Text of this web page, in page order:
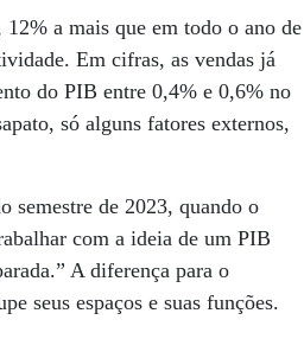
a mais que em todo o ano de
Em cifras, as vendas já
do PIB entre 0,4% e 0,6% no
só alguns fatores externos,
semestre de 2023, quando o
com a ideia de um PIB
A diferença para o
seus espaços e suas funções.